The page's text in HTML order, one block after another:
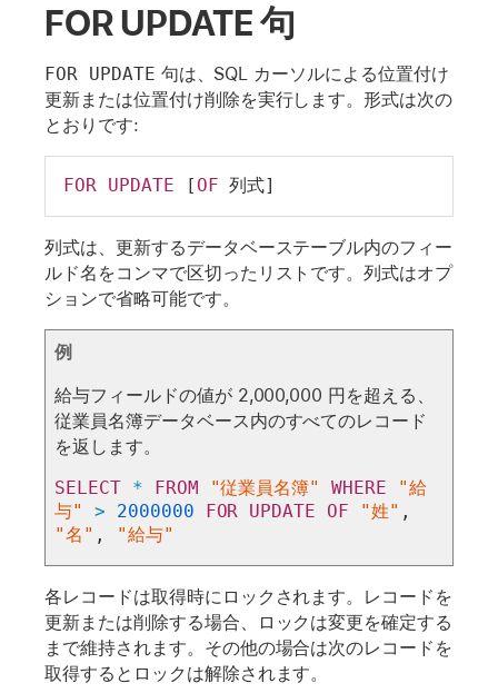
FOR UPDATE 句
FOR UPDATE 句は、SQL カーソルによる位置付け
更新または位置付け削除を実行します。形式は次の
とおりです:
FOR UPDATE [ OF 列式]
列式は、更新するデータベーステーブル内のフィー
ルド名をコンマで区切ったリストです。列式はオプ
ションで省略可能です。
例
給与フィールドの値が 2,000,000 円を超える、
従業員名簿データベース内のすべてのレコード
を返します。
SELECT * FROM "従業員名簿" WHERE
"給
与"
> 2000000 FOR UPDATE OF "姓"
"名" , "給与"
各レコードは取得時にロックされます。レコードを
更新または削除する場合、ロックは変更を確定する
まで維持されます。その他の場合は次のレコードを
取得するとロックは解除されます。